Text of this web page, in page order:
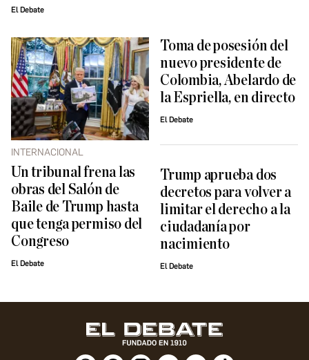
El Debate
INTERNACIONAL
Un tribunal frena las
obras del Salón de
Baile de Trump hasta
que tenga permiso del
Congreso
El Debate
Toma de posesión del
nuevo presidente de
Colombia, Abelardo de
la Espriella, en directo
El Debate
Trump aprueba dos
decretos para volver a
limitar el derecho a la
ciudadanía por
nacimiento
El Debate